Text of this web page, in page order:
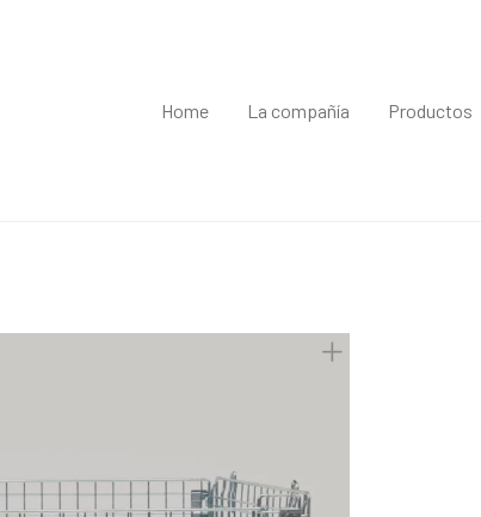
Home La compañía Productos